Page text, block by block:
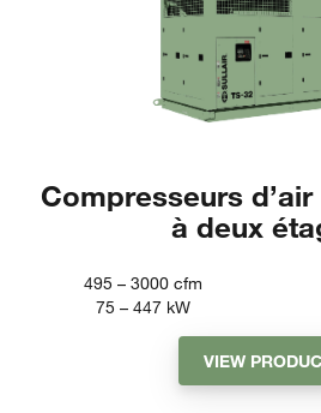
Compresseurs
à deux
495 – 3000 cfm
75 – 447 kW
VIEW